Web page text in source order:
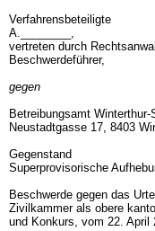
Verfahrensbeteiligte
A.________,
vertreten durch
Beschwerdeführer,
gegen
Betreibungsamt Winterthur-
Neustadtgasse 17, 8403
Gegenstand
Superprovisorische
Beschwerde gegen das
Zivilkammer als obere
und Konkurs, vom 22. April